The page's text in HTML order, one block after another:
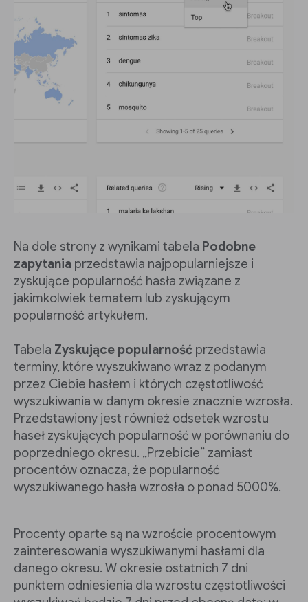
Na dole strony z wynikami tabela Podobne
zapytania przedstawia najpopularniejsze i
zyskujące popularność hasła związane z
jakimkolwiek tematem lub zyskującym
popularność artykułem.
Tabela Zyskujące popularność przedstawia
terminy, które wyszukiwano wraz z podanym
przez Ciebie hasłem i których częstotliwość
wyszukiwania w danym okresie znacznie wzrosła.
Przedstawiony jest również odsetek wzrostu
haseł zyskujących popularność w porównaniu do
poprzedniego okresu. „Przebicie” zamiast
procentów oznacza, że popularność
wyszukiwanego hasła wzrosła o ponad 5000%.
Procenty oparte są na wzroście procentowym
zainteresowania wyszukiwanymi hasłami dla
danego okresu. W okresie ostatnich 7 dni
punktem odniesienia dla wzrostu częstotliwości